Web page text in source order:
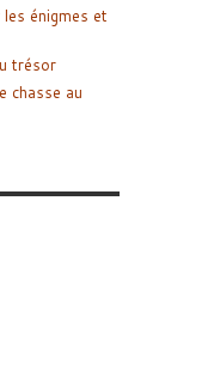
énigmes et
trésor
chasse au